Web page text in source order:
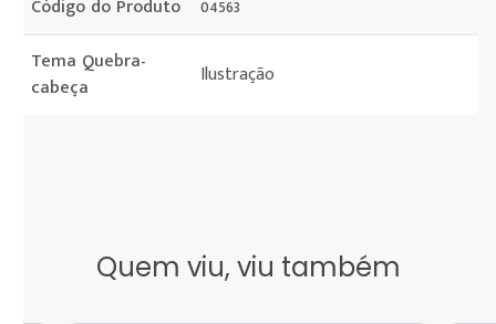
Código do Produto
04563
Tema Quebra-
cabeça
Ilustração
Quem viu, viu também